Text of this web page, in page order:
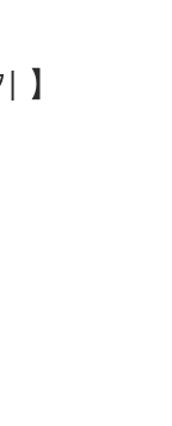
】